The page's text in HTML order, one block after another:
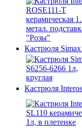
Кастрюля Simax
Кастрюля